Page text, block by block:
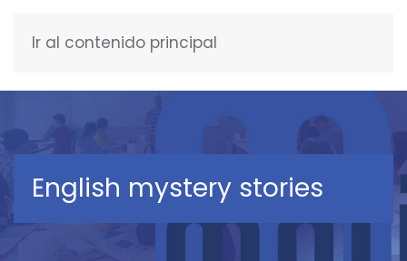
Ir al contenido principal
English mystery stories